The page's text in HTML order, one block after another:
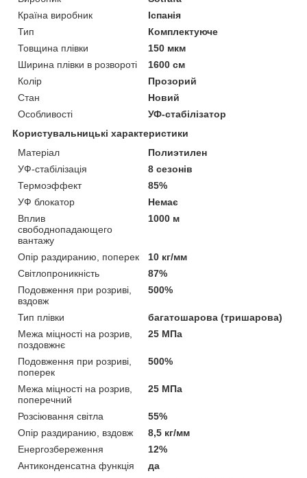
Країна виробник
Іспанія
Тип
Комплектуюче
Товщина плівки
150 мкм
Ширина плівки в розвороті
1600 см
Колір
Прозорий
Стан
Новий
Особливості
УФ-стабілізатор
Користувальницькі характеристики
Матеріал
Полиэтилен
УФ-стабілізація
8 сезонів
Термоэффект
85%
УФ блокатор
Немає
Вплив
свободнопадающего
вантажу
1000 м
Опір раздиранию, поперек
10 кг/мм
Світлопроникність
87%
Подовження при розриві,
вздовж
500%
Тип плівки
багатошарова (тришарова)
Межа міцності на розрив,
поздовжнє
25 МПа
Подовження при розриві,
поперек
500%
Межа міцності на розрив,
поперечний
25 МПа
Розсіювання світла
55%
Опір раздиранию, вздовж
8,5 кг/мм
Енергозбереження
12%
Антиконденсатна функція
да